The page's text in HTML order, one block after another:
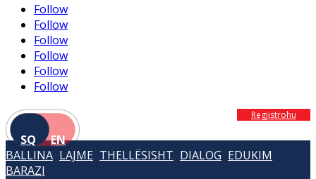
Follow
Follow
Follow
Follow
Follow
Follow
SQ EN
Regjistrohu
BALLINA LAJME THELLËSISHT DIALOG EDUKIM
BARAZI